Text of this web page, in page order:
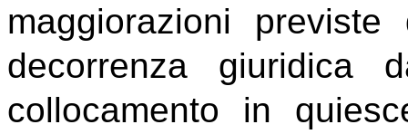
maggiorazioni
decorrenza giuridica
collocamento in